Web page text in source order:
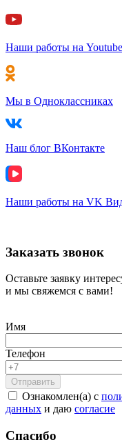
Наши работы на Youtube
Мы в Одноклассниках
Наш блог ВКонтакте
Наши работы на VK
Заказать звонок
Оставьте заявку
и мы свяжемся с вами!
Имя
Телефон
Ознакомлен(а) с
данных и даю согласие
Спасибо